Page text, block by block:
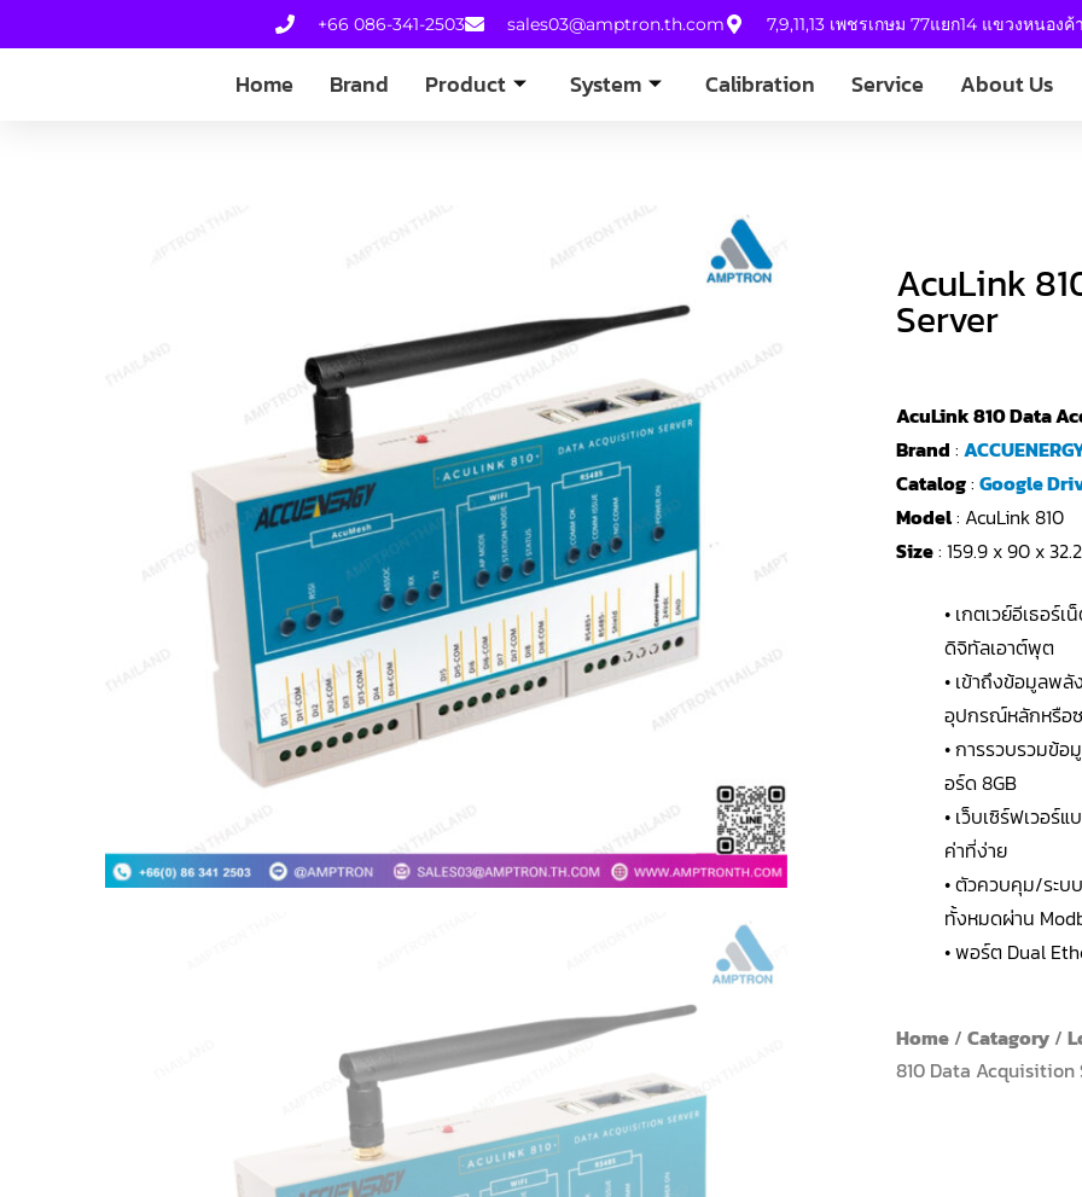
+66 086-341-2503 sales03@amptron.th.com 7,9,11,13 เพชรเกษม 77แยก14 แขวงหนอ
Home Brand Product System Calibration Service About Us
AcuLink
Server
AcuLink 810 Data
Brand :
Catalog: Google
Model: AcuLink 810
Size: 159.9 x 90 x
• เกตเวย์อีเธอร์
ดิจิทัลเอาต์พุต
• เข้าถึงข้อมูลพลั
อุปกรณ์หลักหรือ
• การรวบรวมข้
อร์ด 8GB
• เว็บเซิร์ฟเวอร์
ค่าที่ง่าย
• ตัวควบคุม/ระ
ทั้งหมดผ่าน
• พอร์ต Dual
Home / Catagory /
810 Data Acquisition